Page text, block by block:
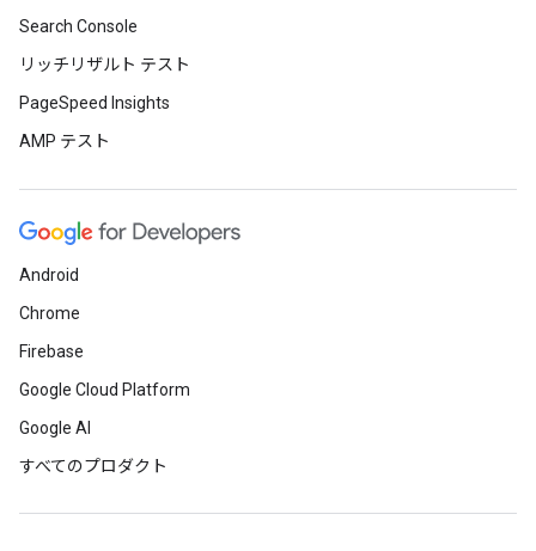
Search Console
リッチリザルト テスト
PageSpeed Insights
AMP テスト
Android
Chrome
Firebase
Google Cloud Platform
Google AI
すべてのプロダクト